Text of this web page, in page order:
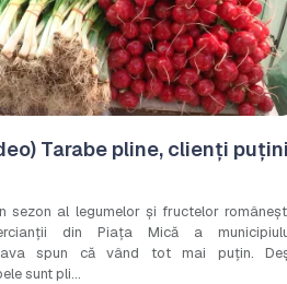
Tarabe pline, clienți puțini
sezon al legumelor și fructelor
din Piața Mică a
spun că vând tot mai puțin.
sunt pli...